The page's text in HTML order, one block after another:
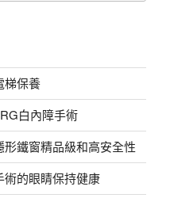
梯保養
白內障手術
鐵窗精品級和高安全性
術的眼睛保持健康